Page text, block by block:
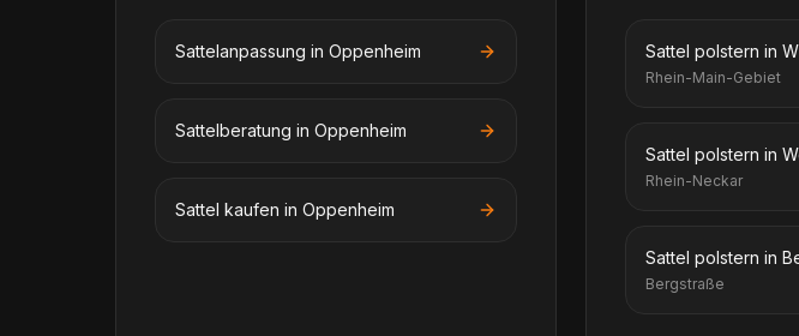
Sattelanpassung in Oppenheim
Sattelberatung in Oppenheim
Sattel kaufen in Oppenheim
Sattel polstern in
Rhein-Main-Gebiet
Sattel polstern in
Rhein-Neckar
Sattel polstern in
Bergstraße